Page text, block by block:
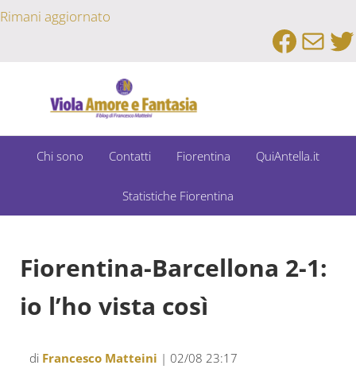
Passa al contenuto principale
Skip to after header navigation
Skip to site footer
Rimani aggiornato
Viola Amore e Fantasia
Chi sono Contatti Fiorentina QuiAntella.it
Statistiche Fiorentina
Fiorentina-Barcellona 2-1:
io l’ho vista così
di Francesco Matteini | 02/08 23:17